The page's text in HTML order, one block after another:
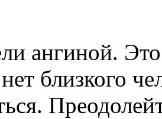
ангиной.
близкого